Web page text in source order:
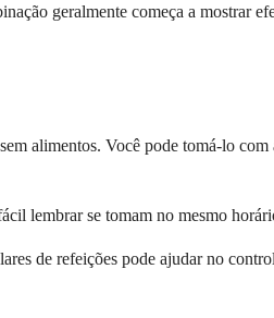
geralmente começa a mostrar
alimentos. Você pode tomá-lo
lembrar se tomam no mesmo
de refeições pode ajudar no